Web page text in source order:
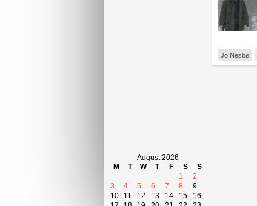
August 2026
M
T W T F S
S
1
2
3
4 5 6 7 8
9
10
11 12 13 14 15
16
Jo Nesbø